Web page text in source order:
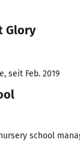
Glory
seit Feb. 2019
school